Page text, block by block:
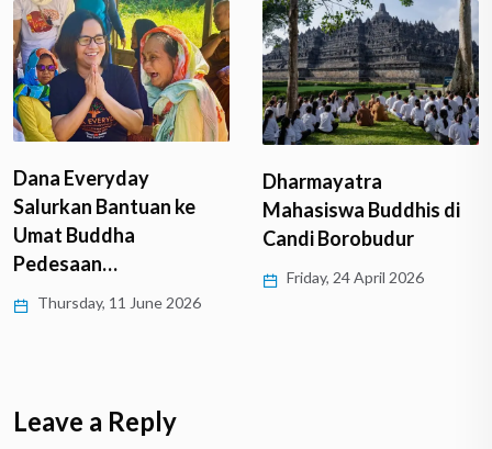
Dharmayatra
Mahasiswa Buddhis di
Candi Borobudur
Friday, 24 April 2026
Beri Motivasi kepada
Umat, DPC Patria
Temanggung Kembali…
Wednesday, 4 March 2026
Leave a Reply